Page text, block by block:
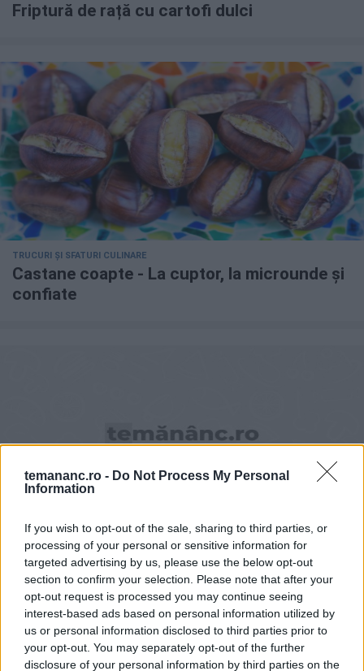
temananc.ro - Do Not Process My Personal
Information
If you wish to opt-out of the sale, sharing to third parties, or
processing of your personal or sensitive information for
targeted advertising by us, please use the below opt-out
section to confirm your selection. Please note that after your
opt-out request is processed you may continue seeing
interest-based ads based on personal information utilized by
us or personal information disclosed to third parties prior to
your opt-out. You may separately opt-out of the further
disclosure of your personal information by third parties on the
Friptură de rață cu cartofi dulci
TRUCURI ȘI SFATURI CULINARE
Castane coapte - La cuptor, la microunde și
confiate
Supa picanta cu taitei si creveti